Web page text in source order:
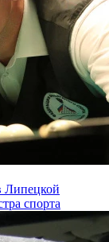
Липецкой
спорта